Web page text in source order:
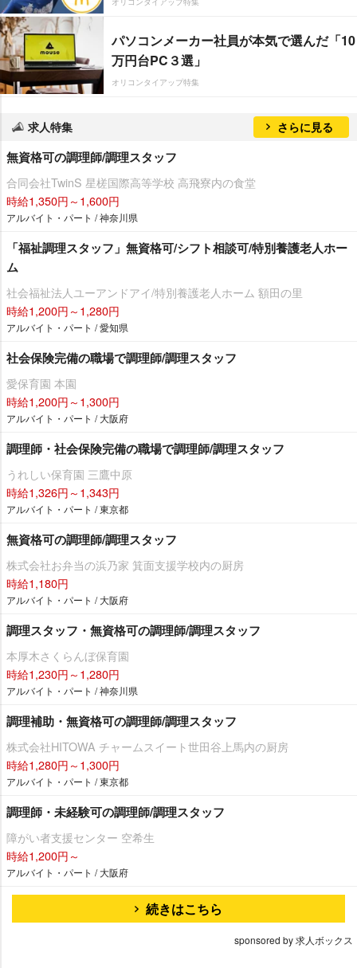
パソコンメーカー社員が本気で選んだ「10
万円台PC３選」
オリコンタイアップ特集
求人特集 さらに見る
無資格可の調理師/調理スタッフ
合同会社TwinS 星槎国際高等学校 高飛寮内の食堂
時給1,350円～1,600円
アルバイト・パート / 神奈川県
「福祉調理スタッフ」無資格可/シフト相談可/特別養護老人ホー
ム
社会福祉法人ユーアンドアイ/特別養護老人ホーム 額田の里
時給1,200円～1,280円
アルバイト・パート / 愛知県
社会保険完備の職場で調理師/調理スタッフ
愛保育園 本園
時給1,200円～1,300円
アルバイト・パート / 大阪府
調理師・社会保険完備の職場で調理師/調理スタッフ
うれしい保育園 三鷹中原
時給1,326円～1,343円
アルバイト・パート / 東京都
無資格可の調理師/調理スタッフ
株式会社お弁当の浜乃家 箕面支援学校内の厨房
時給1,180円
アルバイト・パート / 大阪府
調理スタッフ・無資格可の調理師/調理スタッフ
本厚木さくらんぼ保育園
時給1,230円～1,280円
アルバイト・パート / 神奈川県
調理補助・無資格可の調理師/調理スタッフ
株式会社HITOWA チャームスイート世田谷上馬内の厨房
時給1,280円～1,300円
アルバイト・パート / 東京都
調理師・未経験可の調理師/調理スタッフ
障がい者支援センター 空希生
時給1,200円～
アルバイト・パート / 大阪府
続きはこちら
sponsored by 求人ボックス